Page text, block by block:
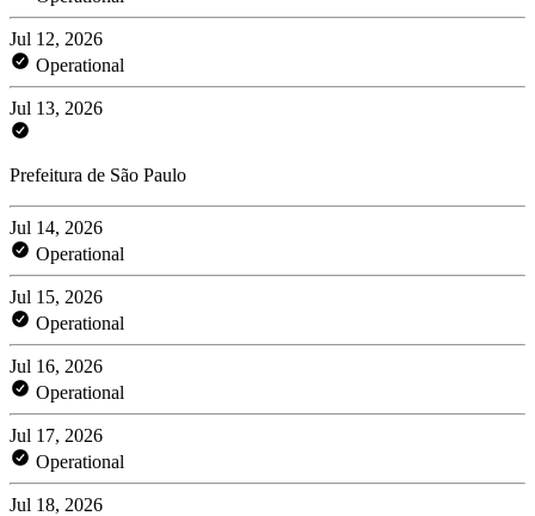
Jul 12, 2026
Operational
Jul 13, 2026
Prefeitura de São Paulo
Jul 14, 2026
Operational
Jul 15, 2026
Operational
Jul 16, 2026
Operational
Jul 17, 2026
Operational
Jul 18, 2026